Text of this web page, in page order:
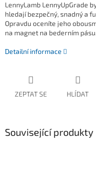
LennyLamb LennyUpGrade
hledají bezpečný, snadný a
Opravdu oceníte jeho
na magnet na bederním pásu.
Detailní informace
ZEPTAT SE HLÍDAT
Související produkty